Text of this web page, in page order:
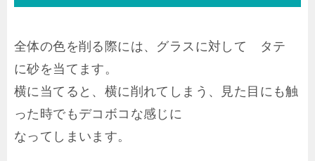
全体の色を削る際には、グラスに対して タテ
に砂を当てます。
横に当てると、横に削れてしまう、見た目にも触
った時でもデコボコな感じに
なってしまいます。